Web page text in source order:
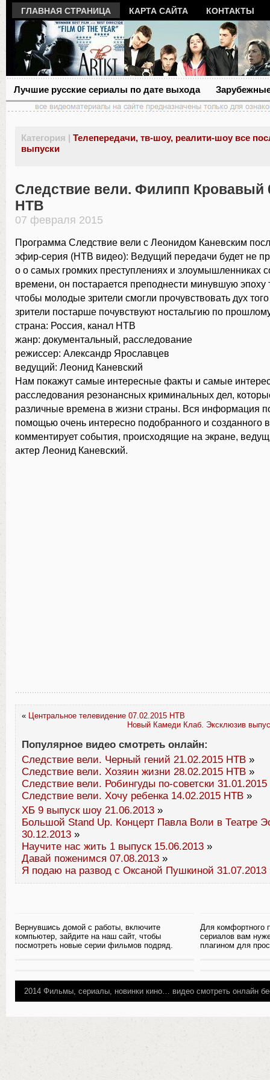
ГЛАВНАЯ СТРАНИЦА КАРТА САЙТА КОНТАКТЫ
Лучшие русские сериалы по дате выхода
Категория | Телепередачи, тв-шоу, реалити-шоу все
выпуски
Следствие вели. Филипп Кровавый
НТВ
07 февраля 2015
Программа Следствие вели с Леонидом Каневским
эфир-серия (НТВ видео): Ведущий передачи будет не
о о самых громких преступлениях и злоумышленниках
времени, он постарается преподнести минувшую эпоху
чтобы молодые зрители смогли прочувствовать дух
зрители постарше почувствуют ностальгию по
страна: Россия, канал НТВ
жанр: документальный, расследование
режиссер: Александр Ярославцев
ведущий: Леонид Каневский
Нам покажут самые интересные факты и самые
расследования резонансных криминальных дел,
различные времена в жизни страны. Вся информация
помощью очень интересно подобранного и созданного
комментирует события, происходящие на экране,
актер Леонид Каневский.
« Центральное телевидение 07.02.2015 НТВ
Новый Камеди Клаб. Эксклюзив
Популярное видео смотреть онлайн:
Следствие вели. Черный гений 21.02.2015 НТВ »
Следствие вели. Хозяин жизни 28.02.2015 НТВ »
Следствие вели. Робингуды по-советски
Следствие вели. Хочу ребенка 14.02.2015 НТВ »
ХБ 9 выпуск шоу 21.06.2013 »
Большой Stand Up. Концерт Павла Воли в Театре
30.12.2013 »
Научите нас жить 1 выпуск 15.06.2013 »
Давай поженимся 07.08.2013 »
Я подаю на развод с Оксаной Пушкиной 31.07.2013
Вернувшись домой с работы, включите
компьютер, зайдите на наш сайт, чтобы
посмотреть новые серии фильмов подряд.
Для комфортного
сериалов вам
плагином для
2014 Фильмы, сериалы, новинки кино… видео смотреть онлайн